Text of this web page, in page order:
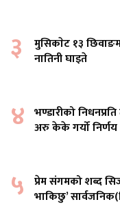
३
मुसिकाेट १३
नातिनी घाइते
४ भण्डारीको
अरु केके गर्यो निर्णय
५ प्रेम संगमको शब्द
भाकिछु’